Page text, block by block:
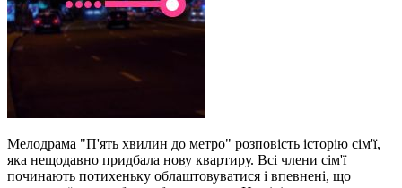
Мелодрама "П'ять хвилин до метро" розповість історію сім'ї,
яка нещодавно придбала нову квартиру. Всі члени сім'ї
починають потихеньку облаштовуватися і впевнені, що